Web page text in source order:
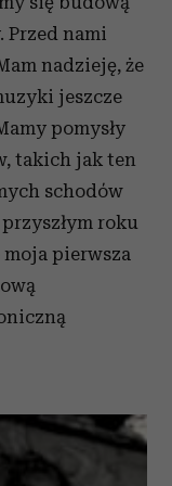
z innymi danymi
podczasnami
nadzieję, że
jeszcze
pomysły
takich jak ten
schodów
roku
pierwsza